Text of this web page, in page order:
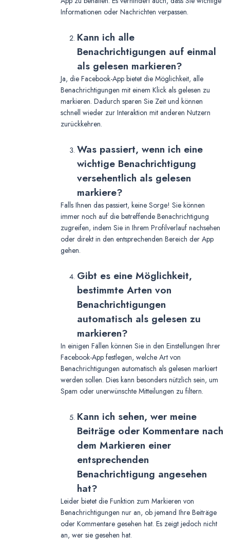
Informationen oder Nachrichten verpassen.
Kann ich alle
Benachrichtigungen auf einmal
als gelesen markieren?
Ja, die Facebook-App bietet die Möglichkeit, alle
Benachrichtigungen mit einem Klick als gelesen zu
markieren. Dadurch sparen Sie Zeit und können
schnell wieder zur Interaktion mit anderen Nutzern
zurückkehren.
Was passiert, wenn ich eine
wichtige Benachrichtigung
versehentlich als gelesen
markiere?
Falls Ihnen das passiert, keine Sorge! Sie können
immer noch auf die betreffende Benachrichtigung
zugreifen, indem Sie in Ihrem Profilverlauf nachsehen
oder direkt in den entsprechenden Bereich der App
gehen.
Gibt es eine Möglichkeit,
bestimmte Arten von
Benachrichtigungen
automatisch als gelesen zu
markieren?
In einigen Fällen können Sie in den Einstellungen Ihrer
Facebook-App festlegen, welche Art von
Benachrichtigungen automatisch als gelesen markiert
werden sollen. Dies kann besonders nützlich sein, um
Spam oder unerwünschte Mitteilungen zu filtern.
Kann ich sehen, wer meine
Beiträge oder Kommentare nach
dem Markieren einer
entsprechenden
Benachrichtigung angesehen
hat?
Leider bietet die Funktion zum Markieren von
Benachrichtigungen nur an, ob jemand Ihre Beiträge
oder Kommentare gesehen hat. Es zeigt jedoch nicht
an, wer sie gesehen hat.